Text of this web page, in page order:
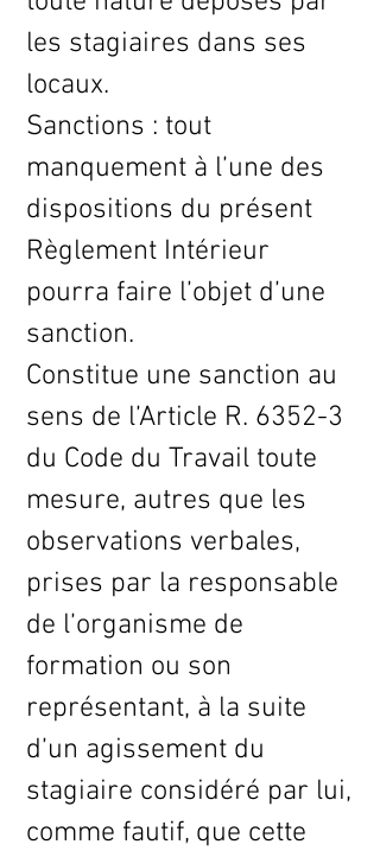
les stagiaires dans ses
locaux.
Sanctions : tout
manquement à l’une des
dispositions du présent
Règlement Intérieur
pourra faire l’objet d’une
sanction.
Constitue une sanction au
sens de l’Article R. 6352-3
du Code du Travail toute
mesure, autres que les
observations verbales,
prises par la responsable
de l’organisme de
formation ou son
représentant, à la suite
d’un agissement du
stagiaire considéré par lui,
comme fautif, que cette